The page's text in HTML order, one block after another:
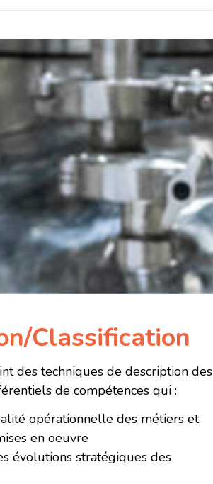
Classification
des techniques de description des
de compétences qui :
opérationnelle des métiers et
en oeuvre
évolutions stratégiques des